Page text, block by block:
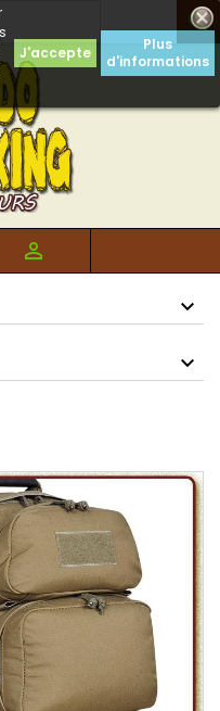

J'accepte
Plus
d'informations
